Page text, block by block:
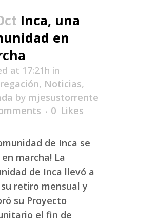
Inca, una
en
at 17:21h in
, Noticias,
by mjesustorrente
0 Likes
de Inca se
marcha! La
de Inca llevó a
retiro mensual y
su Proyecto
el fin de